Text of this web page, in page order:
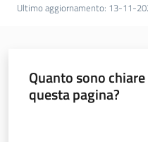
Seguici
Ultimo aggiornamento: 13-11-
Quanto sono
questa pagina?